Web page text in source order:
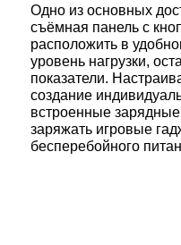
Одно из основных
съёмная панель с
расположить в
уровень нагрузки,
показатели.
создание
встроенные
заряжать игровые
бесперебойного